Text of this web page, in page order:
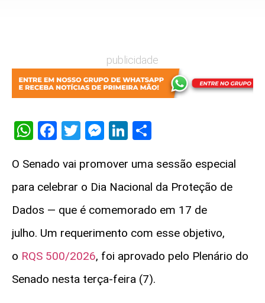
publicidade
WhatsApp
Facebook
Twitter
Messenger
LinkedIn
O Senado vai promover uma sessão especial
para celebrar o Dia Nacional da Proteção de
Dados — que é comemorado em 17 de
julho. Um requerimento com esse objetivo,
o RQS 500/2026, foi aprovado pelo Plenário do
Senado nesta terça-feira (7).